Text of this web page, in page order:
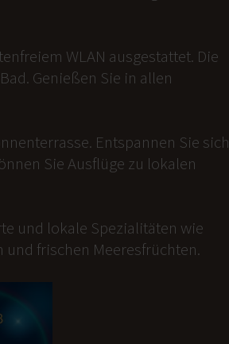
WLAN ausgestattet. Die
Genießen Sie in allen
Entspannen Sie sich
Sie Ausflüge zu lokalen
und lokale Spezialitäten wie
und frischen Meeresfrüchten.